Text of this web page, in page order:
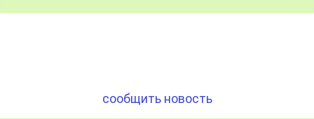
сообщить новость